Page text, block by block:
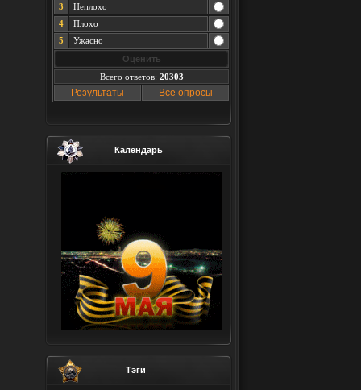
3
Неплохо
4
Плохо
5
Ужасно
Всего ответов: 20303
Результаты Все опросы
Календарь
Тэги